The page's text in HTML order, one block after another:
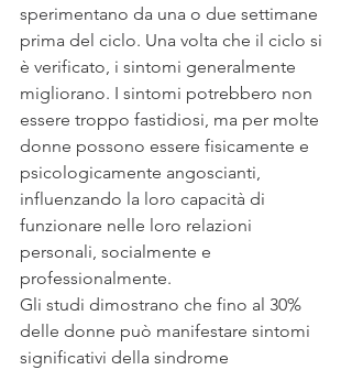
sperimentano da una o due settimane
prima del ciclo. Una volta che il ciclo si
è verificato, i sintomi generalmente
migliorano. I sintomi potrebbero non
essere troppo fastidiosi, ma per molte
donne possono essere fisicamente e
psicologicamente angoscianti,
influenzando la loro capacità di
funzionare nelle loro relazioni
personali, socialmente e
professionalmente.
Gli studi dimostrano che fino al 30%
delle donne può manifestare sintomi
significativi della sindrome